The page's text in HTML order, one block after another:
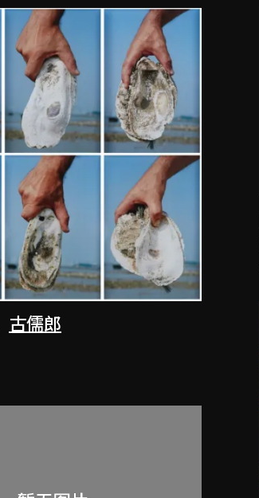
古儒郎